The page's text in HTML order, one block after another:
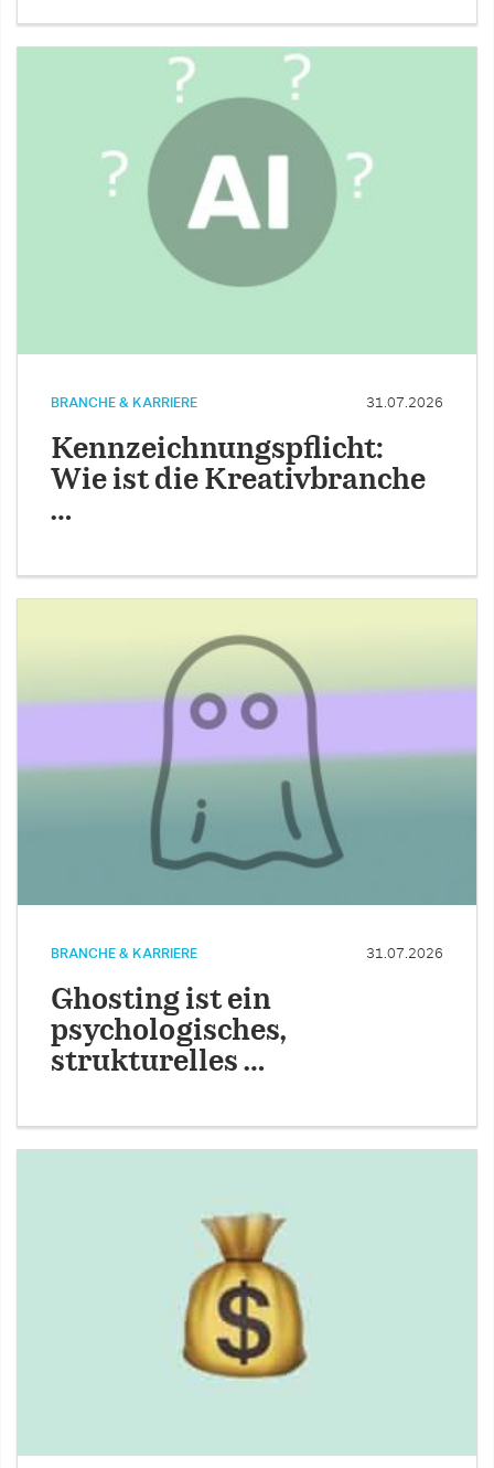
BRANCHE & KARRIERE 31.07.2026
Kennzeichnungspflicht:
Wie ist die Kreativbranche
…
BRANCHE & KARRIERE 31.07.2026
Ghosting ist ein
psychologisches,
strukturelles …